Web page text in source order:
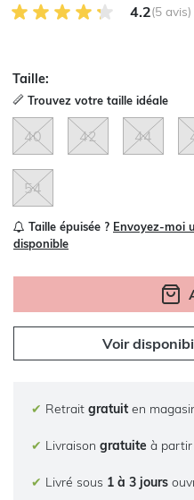
4.2 sur 5 avis des clients
4.2(5 avis)
Taille:
Trouvez votre taille idéale
40 42 44
54
Taille épuisée ? Envoyez-moi
disponible
Voir
✔ Retrait gratuit en
✔ Livraison gratuite à
✔ Livré sous 1 à 3 jours